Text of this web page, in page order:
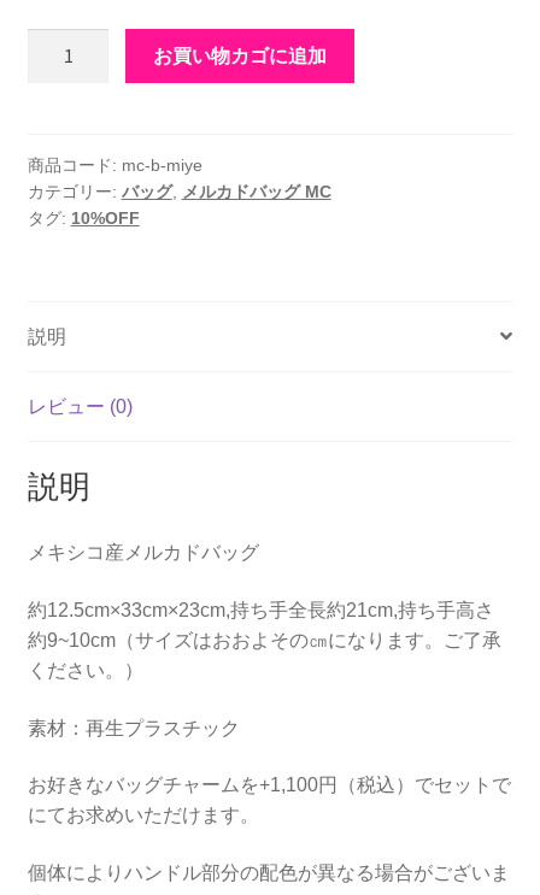
バ
ッ
グ
ト
黄
イ
ラ
個
お買い物カゴに追加
商品コード: mc-b-miye
カテゴリー: バッグ,
メルカドバッグ MC
タグ: 10%OFF
説明
レビュー (0)
説明
メキシコ産メルカドバッグ
約12.5cm×33cm×23cm,持ち手全長約21cm,持ち手高さ
約9~10cm（サイズはおおよその㎝になります。ご了承
ください。）
素材：再生プラスチック
お好きなバッグチャームを+1,100円（税込）でセットで
にてお求めいただけます。
個体によりハンドル部分の配色が異なる場合がございま